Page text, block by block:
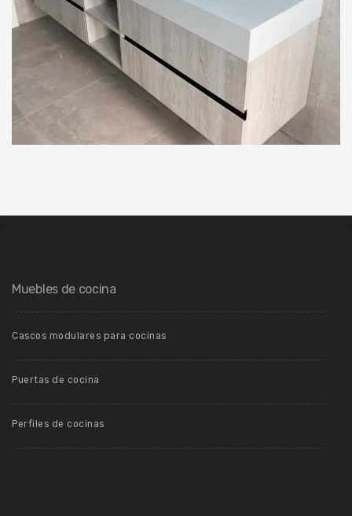
Muebles de cocina
Cascos modulares para cocinas
Puertas de cocina
Perfiles de cocinas